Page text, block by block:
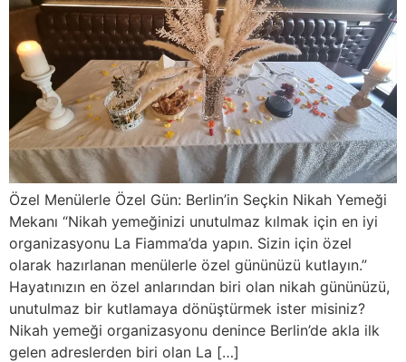
Özel Menülerle Özel Gün: Berlin’in Seçkin Nikah Yemeği
Mekanı “Nikah yemeğinizi unutulmaz kılmak için en iyi
organizasyonu La Fiamma’da yapın. Sizin için özel
olarak hazırlanan menülerle özel gününüzü kutlayın.”
Hayatınızın en özel anlarından biri olan nikah gününüzü,
unutulmaz bir kutlamaya dönüştürmek ister misiniz?
Nikah yemeği organizasyonu denince Berlin’de akla ilk
gelen adreslerden biri olan La […]